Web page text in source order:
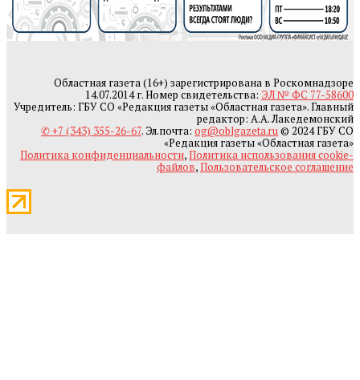
Областная газета (16+) зарегистрирована в Роскомнадзоре
14.07.2014 г. Номер свидетельства: ЭЛ № ФС 77-58600
Учредитель: ГБУ СО «Редакция газеты «Областная газета». Главный
редактор: А.А. Лакедемонский
✆ +7 (343) 355-26-67. Эл.почта: og@oblgazeta.ru© 2024 ГБУ СО
«Редакция газеты «Областная газета»
Политика конфиденциальности,Политика использования cookie-
файлов,Пользовательское соглашение